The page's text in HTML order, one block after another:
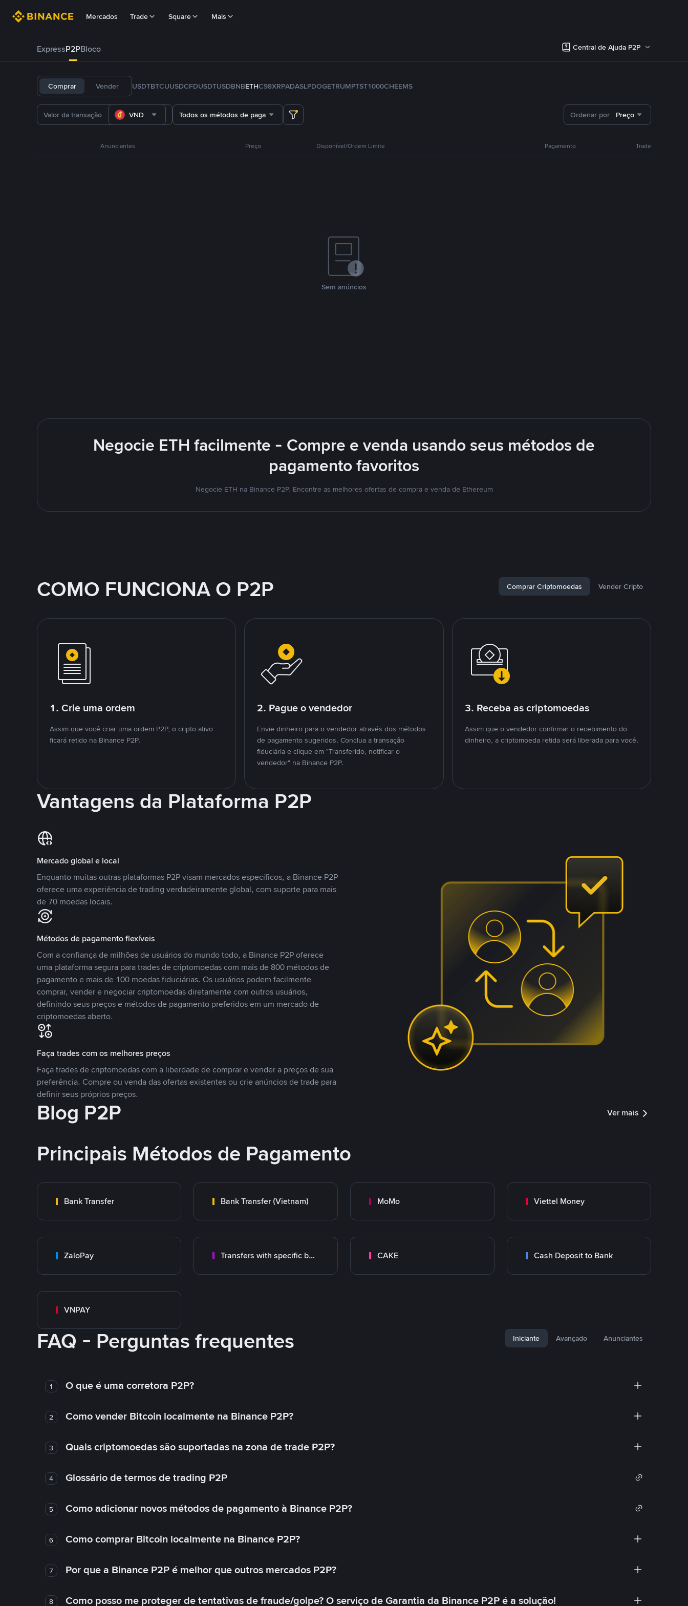
Mercados Trade Square Mais
ExpressP2PBloco Central de Ajuda P2P
Comprar Vender USDTBTCUUSDCFDUSDTUSDBNBETHC98XRPADASLPDOGETRUMPTST1000CHEEMS
VND Todos os métodos de pagamento Ordenar por Preço
Anunciantes Preço Disponível/Ordem Limite Pagamento Trade
Sem anúncios
Negocie ETH facilmente - Compre e venda usando seus métodos de
pagamento favoritos
Negocie ETH na Binance P2P. Encontre as melhores ofertas de compra e venda de Ethereum
COMO FUNCIONA O P2P Comprar Criptomoedas Vender Cripto
1. Crie uma ordem
Assim que você criar uma ordem P2P, o cripto ativo
ficará retido na Binance P2P.
2. Pague o vendedor
Envie dinheiro para o vendedor através dos métodos
de pagamento sugeridos. Conclua a transação
fiduciária e clique em "Transferido, notificar o
vendedor" na Binance P2P.
3. Receba as criptomoedas
Assim que o vendedor confirmar o recebimento do
dinheiro, a criptomoeda retida será liberada para você.
Vantagens da Plataforma P2P
Mercado global e local
Enquanto muitas outras plataformas P2P visam mercados específicos, a Binance P2P
oferece uma experiência de trading verdadeiramente global, com suporte para mais
de 70 moedas locais.
Métodos de pagamento flexíveis
Com a confiança de milhões de usuários do mundo todo, a Binance P2P oferece
uma plataforma segura para trades de criptomoedas com mais de 800 métodos de
pagamento e mais de 100 moedas fiduciárias. Os usuários podem facilmente
comprar, vender e negociar criptomoedas diretamente com outros usuários,
definindo seus preços e métodos de pagamento preferidos em um mercado de
criptomoedas aberto.
Faça trades com os melhores preços
Faça trades de criptomoedas com a liberdade de comprar e vender a preços de sua
preferência. Compre ou venda das ofertas existentes ou crie anúncios de trade para
definir seus próprios preços.
Blog P2P Ver mais
Principais Métodos de Pagamento
Bank Transfer Bank Transfer (Vietnam) MoMo Viettel Money
ZaloPay Transfers with specific bank CAKE Cash Deposit to Bank
VNPAY
FAQ - Perguntas frequentes Iniciante Avançado Anunciantes
1 O que é uma corretora P2P?
2 Como vender Bitcoin localmente na Binance P2P?
3 Quais criptomoedas são suportadas na zona de trade P2P?
4 Glossário de termos de trading P2P
5 Como adicionar novos métodos de pagamento à Binance P2P?
6 Como comprar Bitcoin localmente na Binance P2P?
7 Por que a Binance P2P é melhor que outros mercados P2P?
8 Como posso me proteger de tentativas de fraude/golpe? O serviço de Garantia da Binance P2P é a solução!